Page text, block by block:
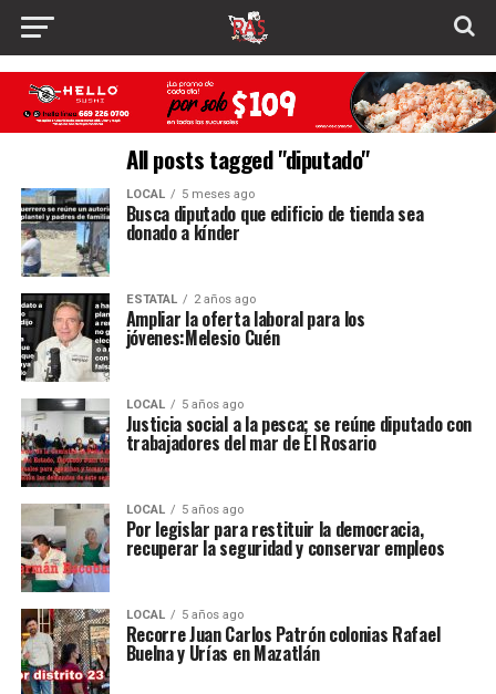
All posts tagged "diputado"
LOCAL 5 meses ago
Busca diputado que edificio de tienda sea
donado a kínder
ESTATAL 2 años ago
Ampliar la oferta laboral para los
jóvenes:Melesio Cuén
LOCAL 5 años ago
Justicia social a la pesca; se reúne diputado con
trabajadores del mar de El Rosario
LOCAL 5 años ago
Por legislar para restituir la democracia,
recuperar la seguridad y conservar empleos
LOCAL 5 años ago
Recorre Juan Carlos Patrón colonias Rafael
Buelna y Urías en Mazatlán